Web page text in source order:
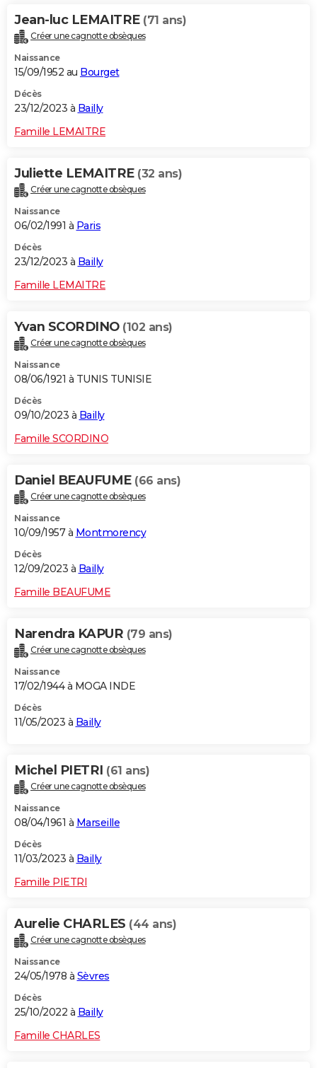
Jean-luc LEMAITRE (71 ans)
Créer une cagnotte obsèques
Naissance
15/09/1952 au Bourget
Décès
23/12/2023 à Bailly
Famille LEMAITRE
Juliette LEMAITRE (32 ans)
Créer une cagnotte obsèques
Naissance
06/02/1991 à Paris
Décès
23/12/2023 à Bailly
Famille LEMAITRE
Yvan SCORDINO (102 ans)
Créer une cagnotte obsèques
Naissance
08/06/1921 à TUNIS TUNISIE
Décès
09/10/2023 à Bailly
Famille SCORDINO
Daniel BEAUFUME (66 ans)
Créer une cagnotte obsèques
Naissance
10/09/1957 à Montmorency
Décès
12/09/2023 à Bailly
Famille BEAUFUME
Narendra KAPUR (79 ans)
Créer une cagnotte obsèques
Naissance
17/02/1944 à MOGA INDE
Décès
11/05/2023 à Bailly
Michel PIETRI (61 ans)
Créer une cagnotte obsèques
Naissance
08/04/1961 à Marseille
Décès
11/03/2023 à Bailly
Famille PIETRI
Aurelie CHARLES (44 ans)
Créer une cagnotte obsèques
Naissance
24/05/1978 à Sèvres
Décès
25/10/2022 à Bailly
Famille CHARLES